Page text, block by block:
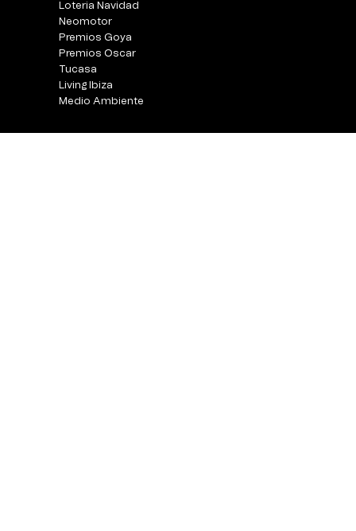
Loteria Navidad
Neomotor
Premios Goya
Premios Oscar
Tucasa
Living Ibiza
Medio Ambiente